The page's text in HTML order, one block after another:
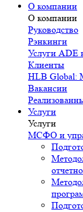
О компании
О компании
Руководство
Рэнкинги
Услуги
Клиенты
HLB Global:
Вакансии
Услуги
Услуги
МСФО и